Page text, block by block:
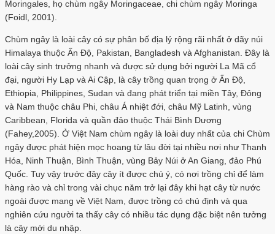
Moringales, họ chùm ngây Moringaceae, chi chùm ngây Moringa
(Foidl, 2001).
Chùm ngây là loài cây có sự phân bố địa lý rộng rãi nhất ở dãy núi
Himalaya thuộc Ấn Độ, Pakistan, Bangladesh và Afghanistan. Đây là
loài cây sinh trưởng nhanh và được sử dụng bởi người La Mã cổ
đại, người Hy Lạp và Ai Cập, là cây trồng quan trọng ở Ấn Độ,
Ethiopia, Philippines, Sudan và đang phát triển tại miền Tây, Đông
và Nam thuộc châu Phi, châu Á nhiệt đới, châu Mỹ Latinh, vùng
Caribbean, Florida và quần đảo thuộc Thái Bình Dương
(Fahey,2005). Ở Việt Nam chùm ngây là loài duy nhất của chi Chùm
ngây được phát hiện mọc hoang từ lâu đời tại nhiều nơi như Thanh
Hóa, Ninh Thuận, Bình Thuận, vùng Bảy Núi ở An Giang, đảo Phú
Quốc. Tuy vậy trước đây cây ít được chú ý, có nơi trồng chỉ để làm
hàng rào và chỉ trong vài chục năm trở lại đây khi hạt cây từ nước
ngoài được mang về Việt Nam, được trồng có chủ định và qua
nghiên cứu người ta thấy cây có nhiều tác dụng đặc biệt nên tưởng
là cây mới du nhập.